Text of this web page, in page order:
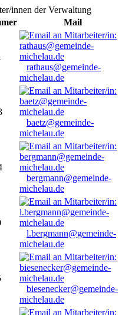
innen der Verwaltung
Mail
rathaus@gemeinde-
michelau.de
baetz@gemeinde-
michelau.de
bergmann@gemeinde-
michelau.de
l.bergmann@gemeinde-
michelau.de
biesenecker@gemeinde-
michelau.de